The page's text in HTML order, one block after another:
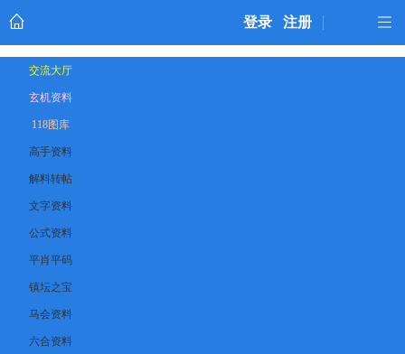
登录 注册
交流大厅
玄机资料
118图库
高手资料
解料转帖
文字资料
公式资料
平肖平码
镇坛之宝
马会资料
六合资料